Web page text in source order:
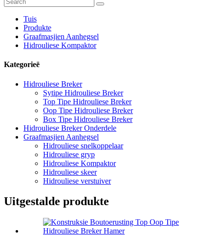
Tuis
Produkte
Graafmasjien Aanhegsel
Hidrouliese Kompaktor
Kategorieë
Hidrouliese Breker
Sytipe Hidrouliese Breker
Top Tipe Hidrouliese Breker
Oop Tipe Hidrouliese Breker
Box Tipe Hidrouliese Breker
Hidrouliese Breker Onderdele
Graafmasjien Aanhegsel
Hidrouliese snelkoppelaar
Hidrouliese gryp
Hidrouliese Kompaktor
Hidrouliese skeer
Hidrouliese verstuiver
Uitgestalde produkte